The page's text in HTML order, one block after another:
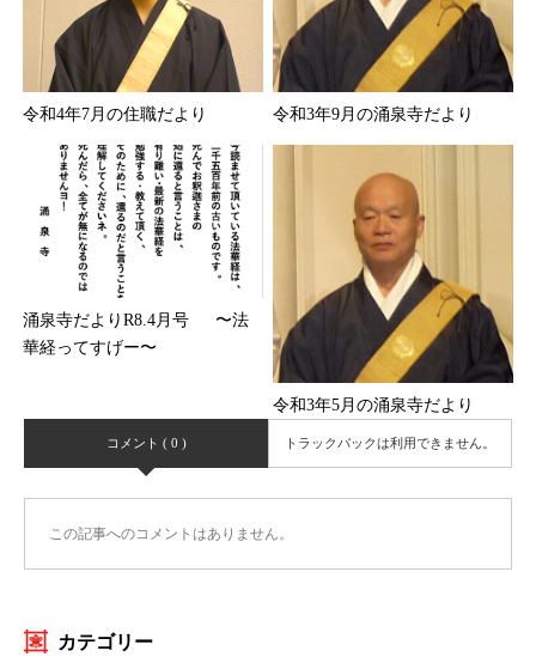
令和4年7月の住職だより 令和3年9月の涌泉寺だより
涌泉寺だよりR8.4月号 〜法
華経ってすげー〜
令和3年5月の涌泉寺だより
コメント ( 0 ) トラックバックは利用できません。
この記事へのコメントはありません。
カテゴリー